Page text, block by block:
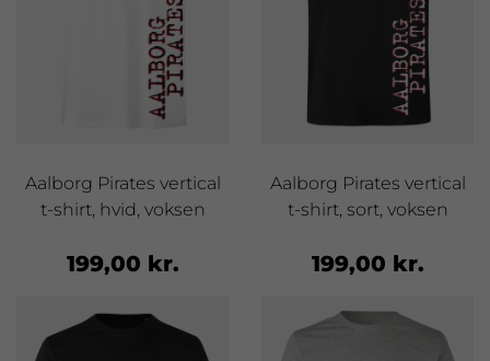
Aalborg Pirates vertical
t-shirt, hvid, voksen
199,00 kr.
Aalborg Pirates vertical
t-shirt, sort, voksen
199,00 kr.